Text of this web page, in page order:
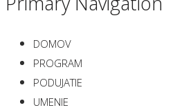
DOMOV
PROGRAM
PODUJATIE
UMENIE